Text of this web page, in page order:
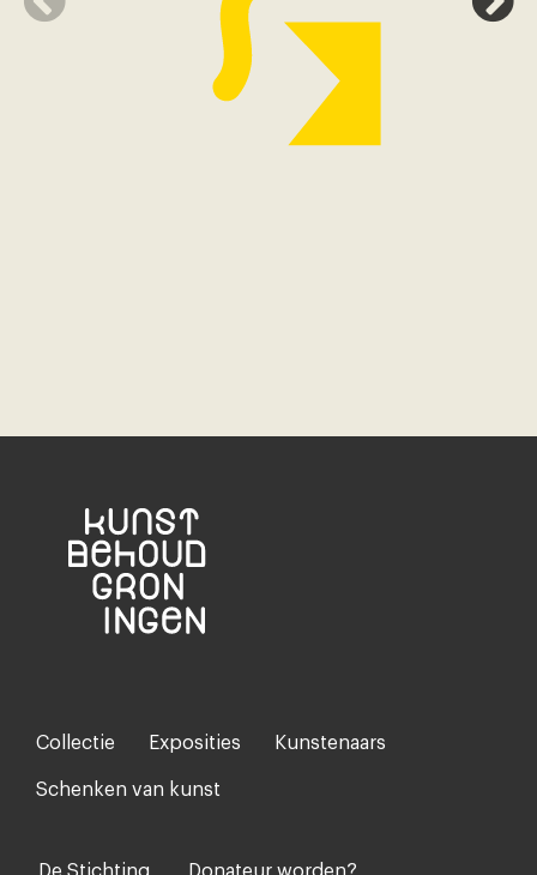
Footer-
menu
Collectie Exposities Kunstenaars
Schenken van kunst
De Stichting Donateur worden?